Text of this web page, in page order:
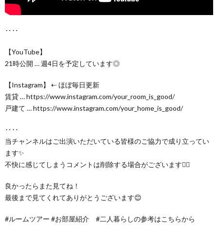
‥‥
【YouTube】
21時公開 … 週4日を予定しています◎
【Instagram】 ⇠ ほぼ毎日更新
賃貸 … https://www.instagram.com/your_room_is_good/
戸建て … https://www.instagram.com/your_home_is_good/
‥‥
当チャンネルはご出演いただいている皆様のご協力で成り立ってい
ます✨
不快に感じてしまうコメントは削除する場合がございます🙇‍♀️
良かったらまた見てね！
最後まで見てくれてありがとうございます😊
#ルームツアー #お部屋紹介 #二人暮らしの参考はこちらから